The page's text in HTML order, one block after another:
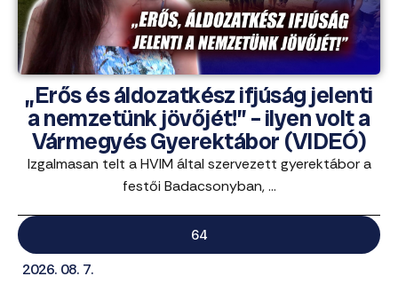
„Erős és áldozatkész ifjúság jelenti
a nemzetünk jövőjét!” – ilyen volt a
Vármegyés Gyerektábor (VIDEÓ)
Izgalmasan telt a HVIM által szervezett gyerektábor a
festői Badacsonyban, ...
64
2026. 08. 7.